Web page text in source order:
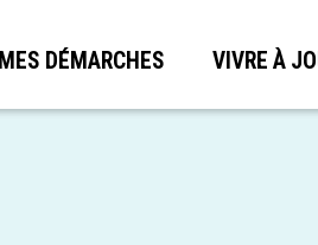
MES DÉMARCHES VIVRE À